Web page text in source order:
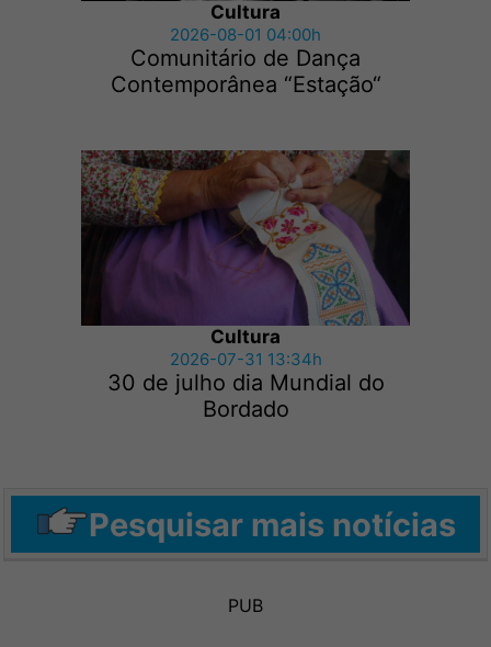
Cultura
2026-08-01 04:00h
Comunitário de Dança
Contemporânea “Estação“
Cultura
2026-07-31 13:34h
30 de julho dia Mundial do
Bordado
Pesquisar mais notícias
PUB